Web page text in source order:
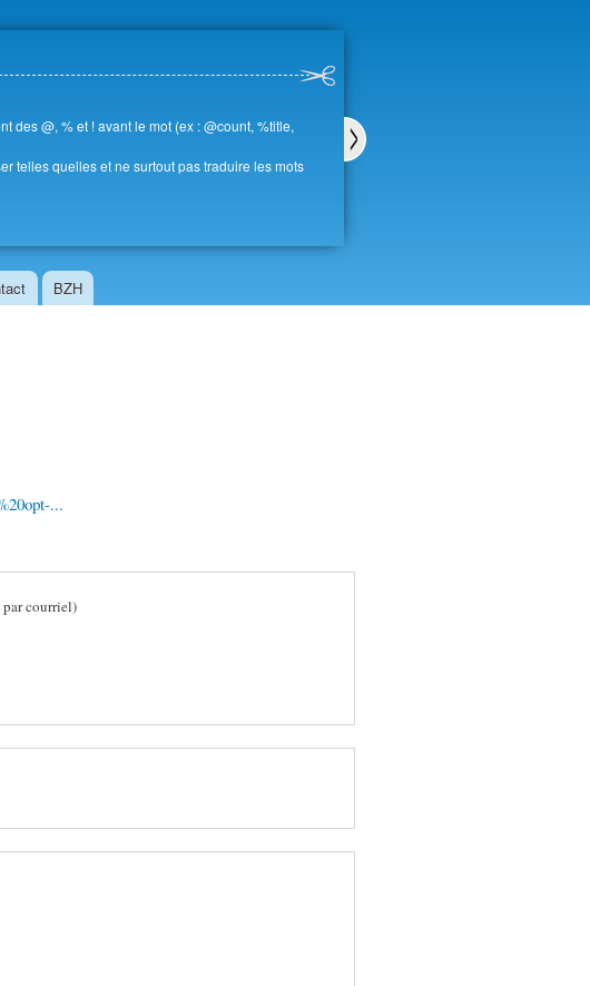
des @, % et ! avant le mot (ex : @count, %title,
telles quelles et ne surtout pas traduire les mots
BZH
...
par courriel)